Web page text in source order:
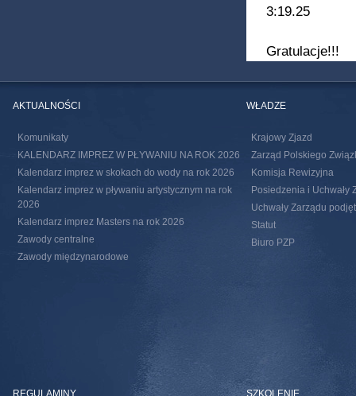
3:19.25
Gratulacje!!!
AKTUALNOŚCI
Komunikaty
KALENDARZ IMPREZ W PŁYWANIU NA ROK 2026
Kalendarz imprez w skokach do wody na rok 2026
Kalendarz imprez w pływaniu artystycznym na rok
2026
Kalendarz imprez Masters na rok 2026
Zawody centralne
Zawody międzynarodowe
WŁADZE
Krajowy Zjazd
Zarząd Polskiego
Komisja Rewizyjna
Posiedzenia i Uchwały
Uchwały Zarządu
Statut
Biuro PZP
REGULAMINY SZKOLENIE